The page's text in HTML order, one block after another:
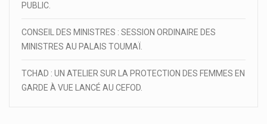
PUBLIC.
CONSEIL DES MINISTRES : SESSION ORDINAIRE DES
MINISTRES AU PALAIS TOUMAÏ.
TCHAD : UN ATELIER SUR LA PROTECTION DES FEMMES EN
GARDE À VUE LANCÉ AU CEFOD.